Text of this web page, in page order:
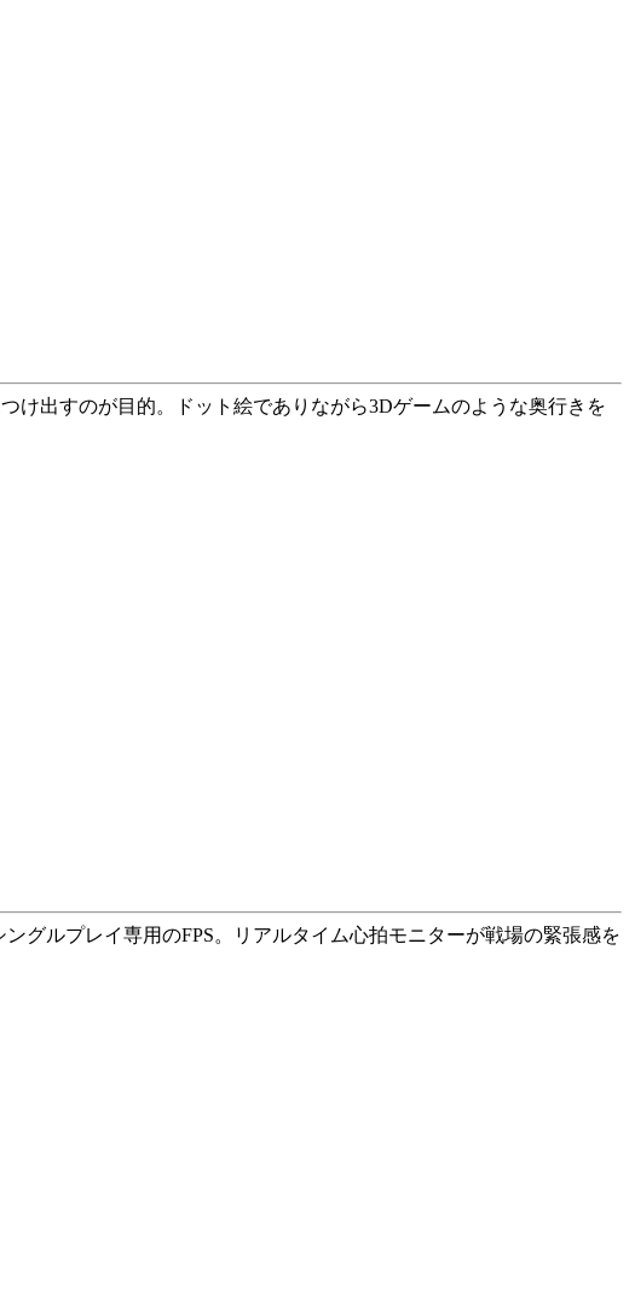
け出すのが目的。ドット絵でありながら3Dゲームのような奥行きを
グルプレイ専用のFPS。リアルタイム心拍モニターが戦場の緊張感を